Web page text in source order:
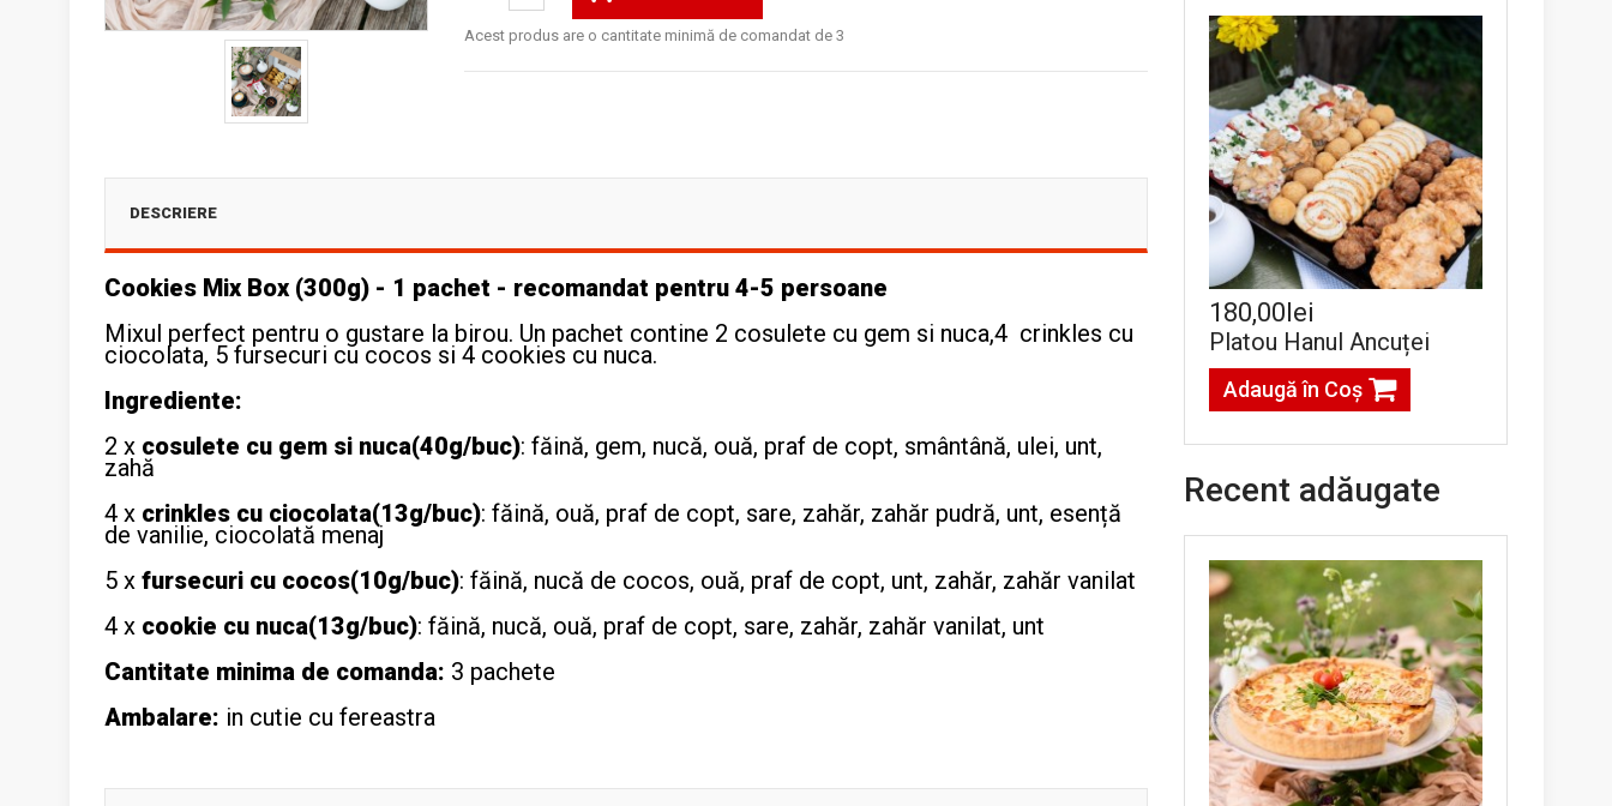
Acest produs are o cantitate minimă de comandat de 3
DESCRIERE
Cookies Mix Box (300g) - 1 pachet - recomandat pentru 4-5 persoane
Mixul perfect pentru o gustare la birou. Un pachet contine 2 cosulete cu gem si nuca,4 crinkles cu
ciocolata, 5 fursecuri cu cocos si 4 cookies cu nuca.
Ingrediente:
2 x cosulete cu gem si nuca(40g/buc): făină, gem, nucă, ouă, praf de copt, smântână, ulei, unt,
zahă
4 x crinkles cu ciocolata(13g/buc): făină, ouă, praf de copt, sare, zahăr, zahăr pudră, unt, esență
de vanilie, ciocolată menaj
5 x fursecuri cu cocos(10g/buc): făină, nucă de cocos, ouă, praf de copt, unt, zahăr, zahăr vanilat
4 x cookie cu nuca(13g/buc): făină, nucă, ouă, praf de copt, sare, zahăr, zahăr vanilat, unt
Cantitate minima de comanda: 3 pachete
Ambalare: in cutie cu fereastra
180,00lei
Platou Hanul Ancuței
Adaugă în Coş
Recent adăugate